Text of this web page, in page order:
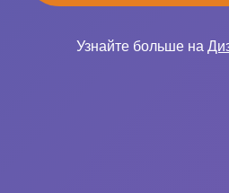
Узнайте больше на